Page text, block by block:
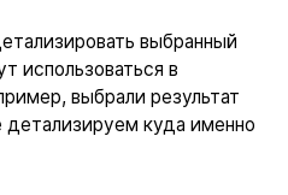
выбранный
использоваться в
выбрали результат
детализируем куда именно